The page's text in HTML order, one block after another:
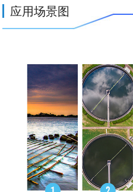
应用场景图